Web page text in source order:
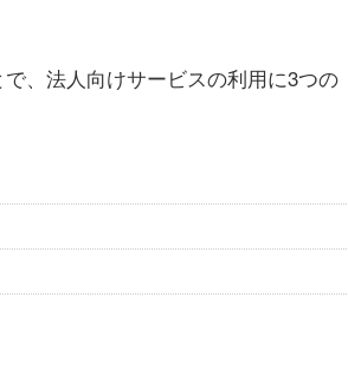
、法人向けサービスの利用に3つの